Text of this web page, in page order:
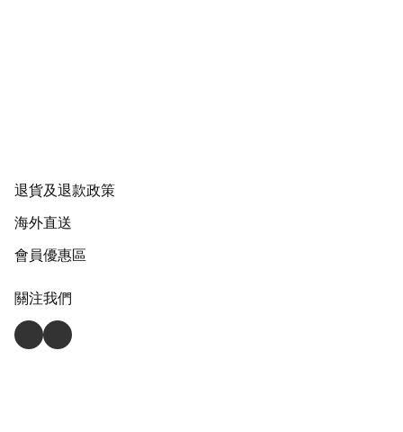
退貨及退款政策
海外直送
會員優惠區
關注我們